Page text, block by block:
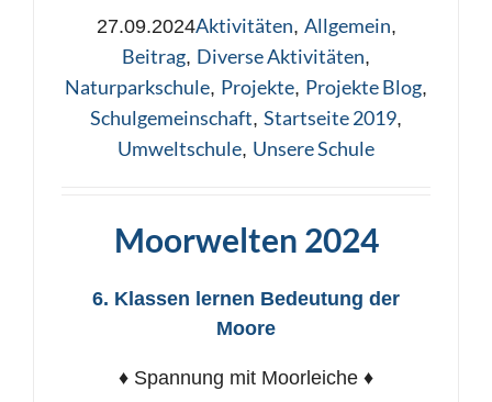
27.09.2024Aktivitäten, Allgemein,
Beitrag, Diverse Aktivitäten,
Naturparkschule, Projekte, Projekte Blog,
Schulgemeinschaft, Startseite 2019,
Umweltschule, Unsere Schule
Moorwelten 2024
6. Klassen lernen Bedeutung der
Moore
♦ Spannung mit Moorleiche ♦